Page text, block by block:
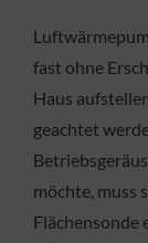
fast ohne
Haus
geachtet
möchte, muss
Flächensonde